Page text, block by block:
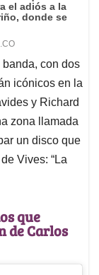
con dos
icónicos en la
y Richard
zona llamada
un disco que
Vives: “La
que
de Carlos